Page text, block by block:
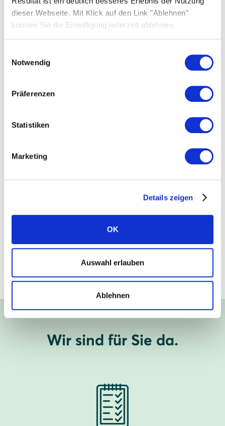
dieser Webseite. Mit Klick auf den Link "Ablehnen"
können Sie die Einwilligung jederzeit ablehnen.
Notwendig
Präferenzen
Statistiken
Marketing
Details zeigen
OK
Auswahl erlauben
Ablehnen
Mehr zum Standort erfahren
Wir sind für Sie da.